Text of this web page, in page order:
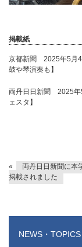
掲載紙
京都新聞 2025年5月4
鼓や琴演奏も】
両丹日日新聞 2025年
ェスタ】
«
両丹日日新聞に本
掲載されました
NEWS・TOPICS